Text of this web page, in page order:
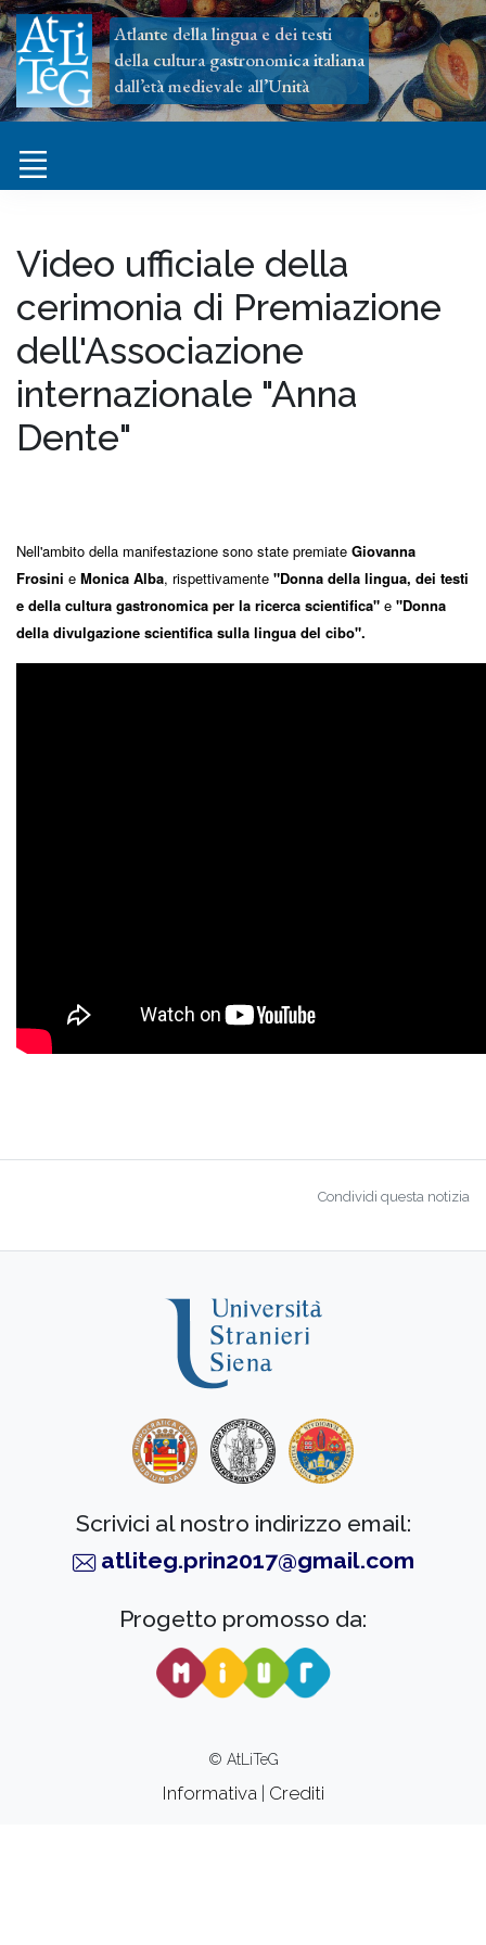
Atlante della lingua e dei testi
della cultura gastronomica italiana
dall’età medievale all’Unità
Video ufficiale della
cerimonia di Premiazione
dell'Associazione
internazionale "Anna
Dente"
Nell'ambito della manifestazione sono state premiate Giovanna
Frosini e Monica Alba, rispettivamente "Donna della lingua, dei testi
e della cultura gastronomica per la ricerca scientifica" e "Donna
della divulgazione scientifica sulla lingua del cibo".
Condividi questa notizia
Scrivici al nostro indirizzo email:
atliteg.prin2017@gmail.com
Progetto promosso da:
© AtLiTeG
Informativa | Crediti